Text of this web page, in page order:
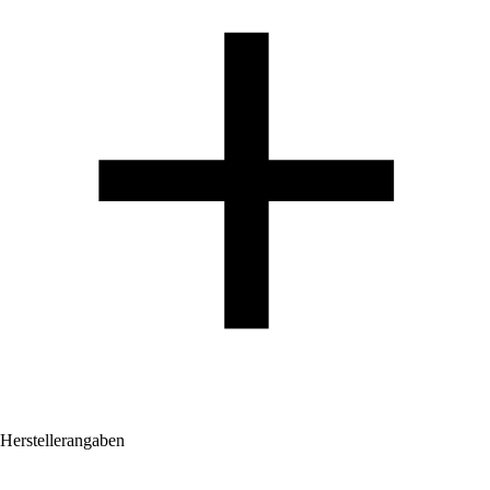
Herstellerangaben